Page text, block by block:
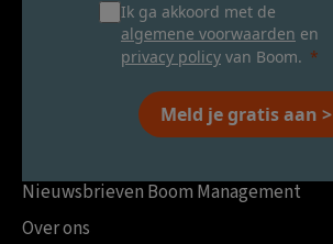
Ik ga akkoord met de
algemene voorwaarden en
privacy policy van Boom.
Meld je gratis aan >
Nieuwsbrieven Boom Management
Over ons